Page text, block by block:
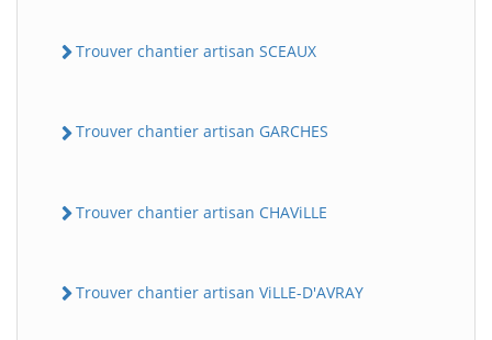
Trouver chantier artisan SCEAUX
Trouver chantier artisan GARCHES
Trouver chantier artisan CHAViLLE
Trouver chantier artisan ViLLE-D'AVRAY